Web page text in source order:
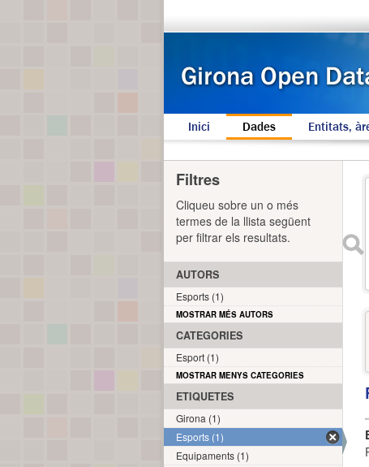
Inici Dades Entitats,
Filtres
Cliqueu sobre un o més
termes de la llista següent
per filtrar els resultats.
AUTORS
Esports (1)
MOSTRAR MÉS AUTORS
CATEGORIES
Esport (1)
MOSTRAR MENYS CATEGORIES
ETIQUETES
Girona (1)
Esports (1)
Equipaments (1)